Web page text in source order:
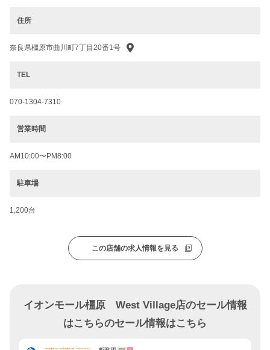
住所
奈良県橿原市曲川町7丁目20番1号
TEL
070-1304-7310
営業時間
AM10:00〜PM8:00
駐車場
1,200台
この店舗の求人情報を見る
イオンモール橿原 West Village店のセール情報
はこちらのセール情報はこちら